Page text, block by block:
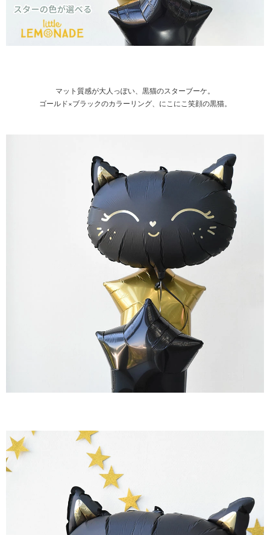
マット質感が大人っぽい、黒猫のスターブーケ。
ゴールド×ブラックのカラーリング、にこにこ笑顔の黒猫。